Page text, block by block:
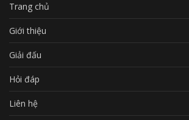
Trang chủ
Giới thiệu
Giải đấu
Hỏi đáp
Liên hệ